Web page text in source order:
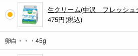
生クリーム(中沢 フレッシュ
475円(税込)
卵白・・・45g